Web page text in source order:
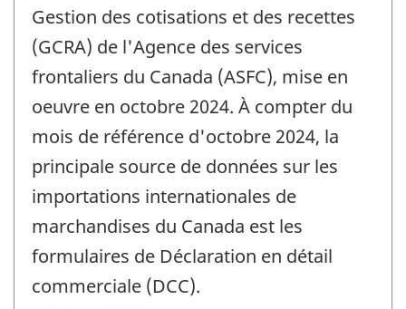
Gestion des cotisations et des recettes
(GCRA) de l'Agence des services
frontaliers du Canada (ASFC), mise en
oeuvre en octobre 2024. À compter du
mois de référence d'octobre 2024, la
principale source de données sur les
importations internationales de
marchandises du Canada est les
formulaires de Déclaration en détail
commerciale (DCC).